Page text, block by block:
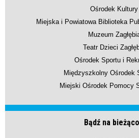
Ośrodek Kultury
Miejska i Powiatowa Biblioteka
Muzeum
Teatr Dzieci
Ośrodek Sportu i
Międzyszkolny Ośrodek
Miejski Ośrodek Pomocy
Bądź na bieżąco